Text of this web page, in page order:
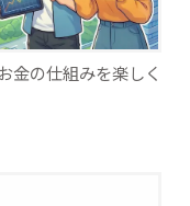
金の仕組みを楽しく